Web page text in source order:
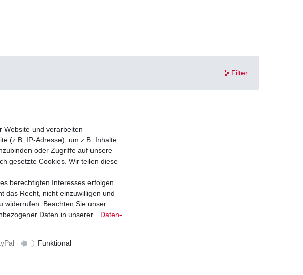
Filter
Website und verarbeiten
(z.B. IP-Adresse), um z.B. Inhalte
oder Zugriffe auf unsere
gesetzte Cookies. Wir teilen diese
berechtigten Interesses erfolgen.
das Recht, nicht einzuwilligen und
widerrufen. Beachten Sie unser
Daten in unserer
Daten­
Funktional